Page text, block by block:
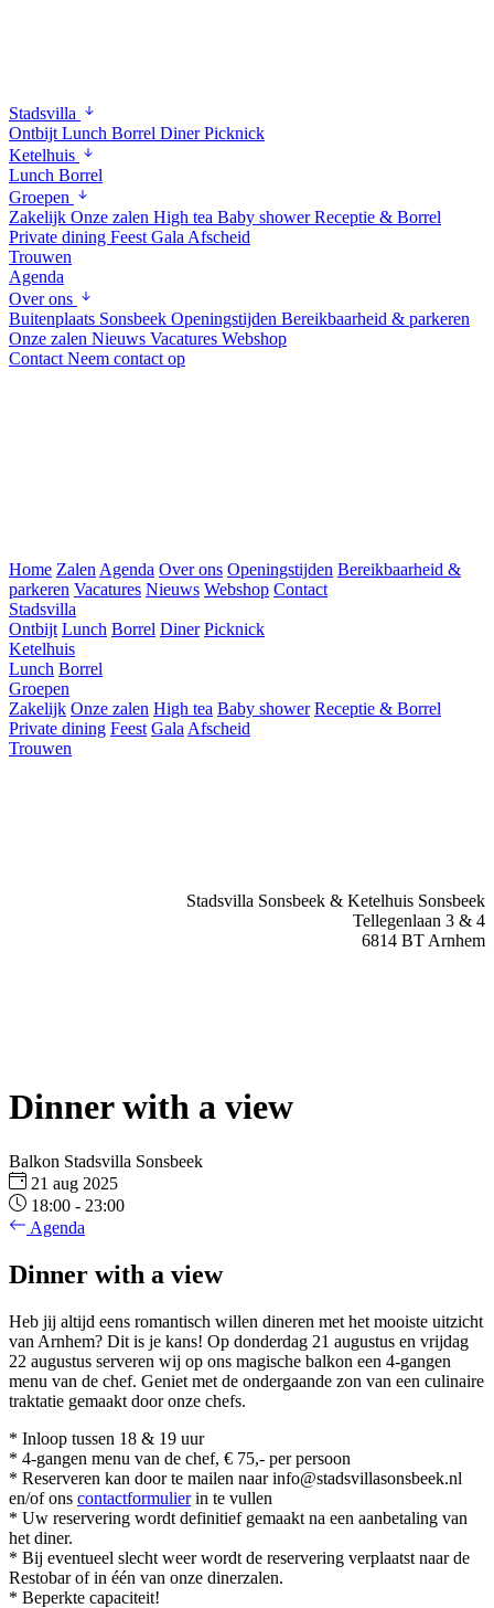
Stadsvilla
Ontbijt Lunch Borrel DinerPicknick
Ketelhuis
Lunch Borrel
Groepen
Zakelijk Onze zalen High tea Baby showerReceptie & Borrel
Private dining Feest Gala Afscheid
Trouwen
Agenda
Over ons
Buitenplaats Sonsbeek Openingstijden Bereikbaarheid & parkeren
Onze zalen Nieuws Vacatures Webshop
Contact Neem contact op
Home Zalen Agenda Over ons Openingstijden Bereikbaarheid &
parkeren Vacatures Nieuws Webshop Contact
Stadsvilla
Ontbijt Lunch Borrel Diner Picknick
Ketelhuis
Lunch Borrel
Groepen
Zakelijk Onze zalen High tea Baby shower Receptie & Borrel
Private dining Feest Gala Afscheid
Trouwen
Stadsvilla Sonsbeek & Ketelhuis Sonsbeek
Tellegenlaan 3 & 4
6814 BT Arnhem
Dinner with a view
Balkon Stadsvilla Sonsbeek
21 aug 2025
18:00 - 23:00
Agenda
Dinner with a view
Heb jij altijd eens romantisch willen dineren met het mooiste uitzicht
van Arnhem? Dit is je kans! Op donderdag 21 augustus en vrijdag
22 augustus serveren wij op ons magische balkon een 4-gangen
menu van de chef. Geniet met de ondergaande zon van een culinaire
traktatie gemaakt door onze chefs.
* Inloop tussen 18 & 19 uur
* 4-gangen menu van de chef, € 75,- per persoon
* Reserveren kan door te mailen naar info@stadsvillasonsbeek.nl
en/of ons contactformulierin te vullen
* Uw reservering wordt definitief gemaakt na een aanbetaling van
het diner.
* Bij eventueel slecht weer wordt de reservering verplaatst naar de
Restobar of in één van onze dinerzalen.
* Beperkte capaciteit!